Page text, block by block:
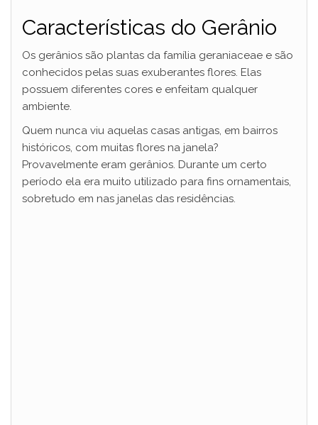
V
i
e
o
Características do Gerânio
Os gerânios são plantas da família geraniaceae e são
conhecidos pelas suas exuberantes flores. Elas
possuem diferentes cores e enfeitam qualquer
ambiente.
Quem nunca viu aquelas casas antigas, em bairros
históricos, com muitas flores na janela?
Provavelmente eram gerânios. Durante um certo
período ela era muito utilizado para fins ornamentais,
sobretudo em nas janelas das residências.